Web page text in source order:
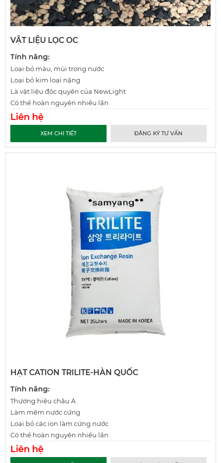
VẬT LIỆU LỌC OC
Tính năng:
Loại bỏ màu, mùi trong nước
Loại bỏ kim loại nặng
Là vật liệu độc quyền của NewLight
Có thể hoàn nguyên nhiều lần
Liên hệ
XEM CHI TIẾT ĐĂNG KÝ TƯ VẤN
HẠT CATION TRILITE-HÀN QUỐC
Tính năng:
Thương hiệu châu Á
Làm mềm nước cứng
Loại bỏ các ion làm cứng nước
Có thể hoàn nguyên nhiều lần
Liên hệ